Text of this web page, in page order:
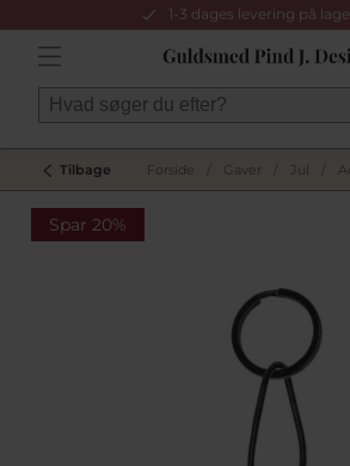
1-3 dages levering på
Tilbage Forside Gaver Jul
Spar 20%